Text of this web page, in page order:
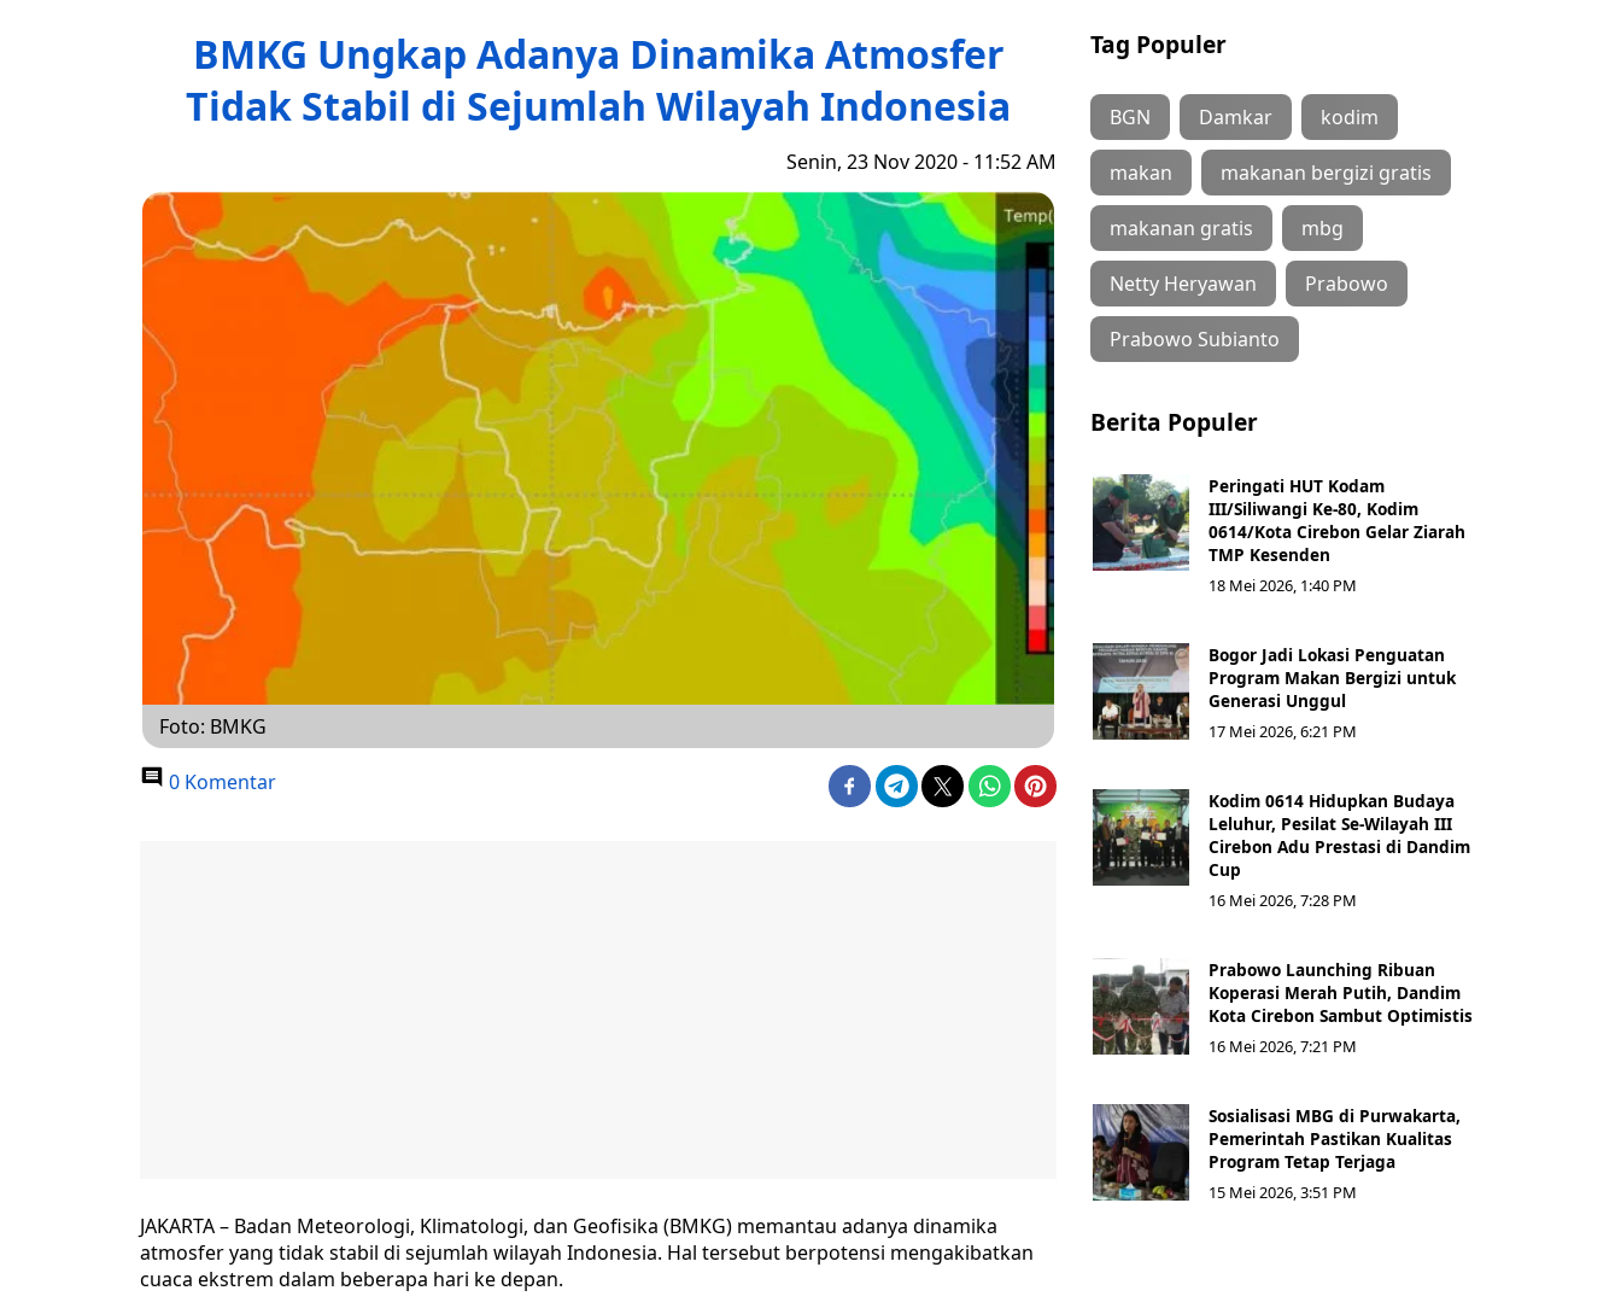
BMKG Ungkap Adanya Dinamika Atmosfer
Tidak Stabil di Sejumlah Wilayah Indonesia
Senin, 23 Nov 2020 - 11:52 AM
Foto: BMKG
0 Komentar
JAKARTA – Badan Meteorologi, Klimatologi, dan Geofisika (BMKG) memantau adanya dinamika
atmosfer yang tidak stabil di sejumlah wilayah Indonesia. Hal tersebut berpotensi mengakibatkan
cuaca ekstrem dalam beberapa hari ke depan.
Tag Populer
BGN Damkar kodim
makan makanan bergizi gratis
makanan gratis mbg
Netty Heryawan Prabowo
Prabowo Subianto
Berita Populer
Peringati HUT Kodam
III/Siliwangi Ke-80, Kodim
0614/Kota Cirebon Gelar Ziarah
TMP Kesenden
18 Mei 2026, 1:40 PM
Bogor Jadi Lokasi Penguatan
Program Makan Bergizi untuk
Generasi Unggul
17 Mei 2026, 6:21 PM
Kodim 0614 Hidupkan Budaya
Leluhur, Pesilat Se-Wilayah III
Cirebon Adu Prestasi di Dandim
Cup
16 Mei 2026, 7:28 PM
Prabowo Launching Ribuan
Koperasi Merah Putih, Dandim
Kota Cirebon Sambut Optimistis
16 Mei 2026, 7:21 PM
Sosialisasi MBG di Purwakarta,
Pemerintah Pastikan Kualitas
Program Tetap Terjaga
15 Mei 2026, 3:51 PM